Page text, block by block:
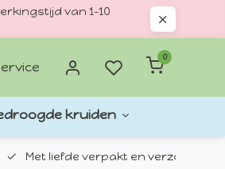
van 1–10
0
kruiden
Met liefde verpakt en verzonden.